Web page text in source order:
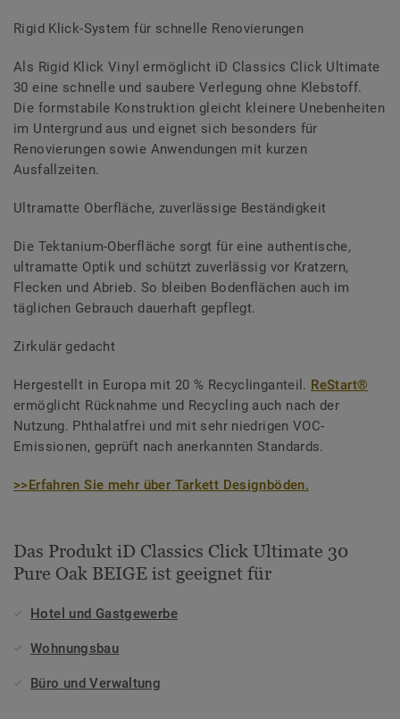
Rigid Klick-System für schnelle Renovierungen
Als Rigid Klick Vinyl ermöglicht iD Classics Click Ultimate
30 eine schnelle und saubere Verlegung ohne Klebstoff.
Die formstabile Konstruktion gleicht kleinere Unebenheiten
im Untergrund aus und eignet sich besonders für
Renovierungen sowie Anwendungen mit kurzen
Ausfallzeiten.
Ultramatte Oberfläche, zuverlässige Beständigkeit
Die Tektanium-Oberfläche sorgt für eine authentische,
ultramatte Optik und schützt zuverlässig vor Kratzern,
Flecken und Abrieb. So bleiben Bodenflächen auch im
täglichen Gebrauch dauerhaft gepflegt.
Zirkulär gedacht
Hergestellt in Europa mit 20 % Recyclinganteil. ReStart®
ermöglicht Rücknahme und Recycling auch nach der
Nutzung. Phthalatfrei und mit sehr niedrigen VOC-
Emissionen, geprüft nach anerkannten Standards.
>>Erfahren Sie mehr über Tarkett Designböden.
Das Produkt iD Classics Click Ultimate 30
Pure Oak BEIGE ist geeignet für
Hotel und Gastgewerbe
Wohnungsbau
Büro und Verwaltung